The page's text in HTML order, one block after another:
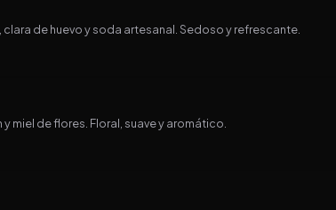
de huevo y soda artesanal. Sedoso y refrescante.
miel de flores. Floral, suave y aromático.